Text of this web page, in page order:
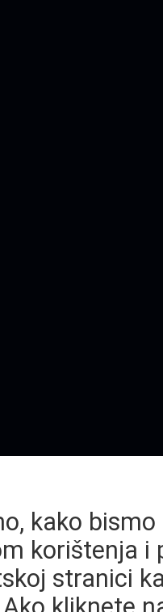
kako
korištenja
stranici